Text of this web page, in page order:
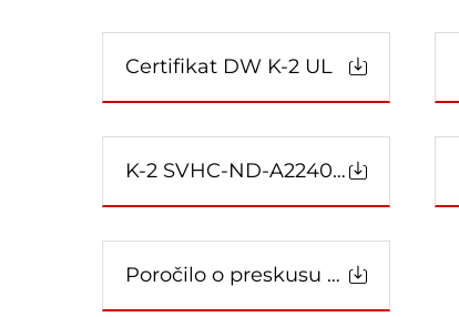
Certifikat DW K-2 UL
K-2 SVHC-ND-A2240185061101001
Poročilo o preskusu PTFE, št. WT230992-1